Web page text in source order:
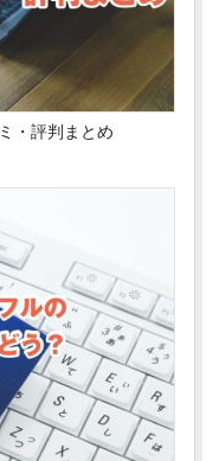
・評判まとめ